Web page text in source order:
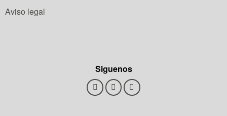
Aviso legal
Siguenos